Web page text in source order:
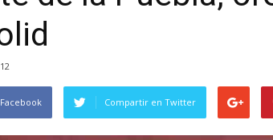
Compartir en Twitter